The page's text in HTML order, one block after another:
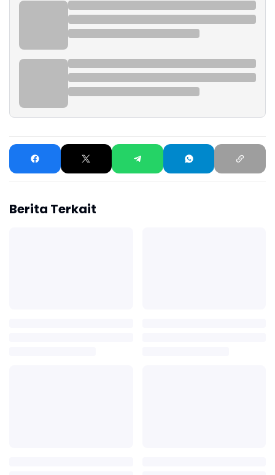
Berita Terkait